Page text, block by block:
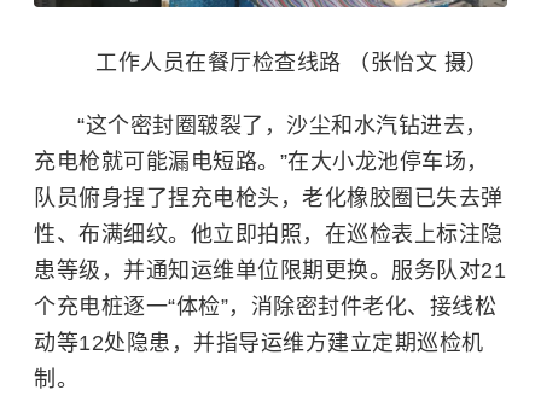
工作人员在餐厅检查线路 （张怡文 摄）
“这个密封圈皲裂了，沙尘和水汽钻进去，
充电枪就可能漏电短路。”在大小龙池停车场，
队员俯身捏了捏充电枪头，老化橡胶圈已失去弹
性、布满细纹。他立即拍照，在巡检表上标注隐
患等级，并通知运维单位限期更换。服务队对21
个充电桩逐一“体检”，消除密封件老化、接线松
动等12处隐患，并指导运维方建立定期巡检机
制。